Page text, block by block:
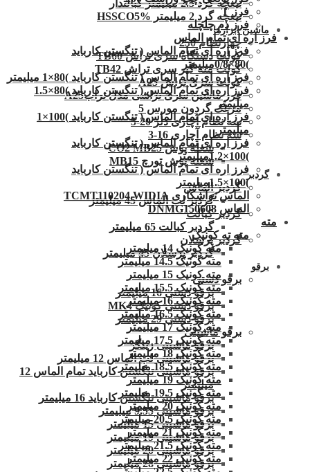
تیغچه گرد 2.5 میلیمتر کبالتدار
تیغچه گرد 2 میلیمتر HSSCO5%
ماشین ابزارها
چهارنظام 250
کولت دستگاه سری تراش TB60
کولت مته گیر سری تراش TB42
کولت سری تراش A25
فرز ماشین سری تراشی مدل ترابA25
مرغک گردون مورس 5
سه نظام آچاری دلر 20-5
سه نظام آچاری 16-3
شعله پوش CO2 MB25
شعله پوش تورچ MB15
گردبر
گردبر الماس
گردبر لب الماس 45 میلیمتر
گردبر کبالت
گردبر کبالت 65 میلیمتر
گردبر پرسلان
گردبر پرسلان 45 میلیمتر
برقو
برقو دستی
برقو دستی 16 میلیمتر
برقو دستی کونیک MK4
برقو دستی 29 میلیمتر
برقو ماشینی
برقو ماشینی زینگر
برقو ماشینی لب الماس 12 میلیمتر
برقو ماشینی تنگستن کارباید تمام الماس 12
میلیمتر
برقو ماشینی تنگستن کارباید 16 میلیمتر
برقو ماشینی 9.55 میلیمتر
برقو ماشینی 15 میلیمتر
برقو ماشینی 19 میلیمتر
برقو ماشینی 20 میلیمتر
برقو ماشینی 28 میلیمتر
فرز T
فرز دم چلچله
فرز اره ای تمام الماس
فرز اره ای تمام الماس ( تنگستن کارباید
)80×0/8میلیمتر
فرز اره ای تمام الماس ( تنگستن کارباید )80×1 میلیمتر
فرز اره ای تمام الماس ( تنگستن کارباید )80×1.5
میلیمتر
فرز اره ای تمام الماس ( تنگستن کارباید )100×1
میلیمتر
فرز اره ای تمام الماس ( تنگستن کارباید
)100×1.2میلیمتر
فرز اره ای تمام الماس ( تنگستن کارباید
)100×1.5میلیمتر
الماس تراشکاری TCMT110204.WIDIA
الماس DNMG150608
مته
مته ته کونیک
مته کونیک 14 میلیمتر
مته کونیک 14.5 میلیمتر
مته کونیک 15 میلیمتر
مته کونیک 15.5 میلیمتر
مته کونیک 16 میلیمتر
مته کونیک 16.5 میلیمتر
مته کونیک 17 میلیمتر
مته کونیک 17.5 میلیمتر
مته کونیک 18 میلیمتر
مته کونیک 18.5 میلیمتر
مته کونیک 19 میلیمتر
مته کونیک 19.5 میلیمتر
مته کونیک 20 میلیمتر
مته کونیک 20.5 میلیمتر
مته کونیک 21 میلیمتر
مته کونیک 21.5 میلیمتر
مته کونیک 22 میلیمتر